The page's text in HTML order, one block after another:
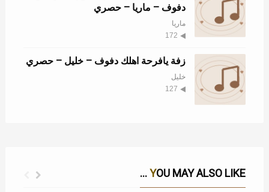
دفوف – ماريا – حصري
ماريا
172
زفة يافرحة اهلك دفوف – خليل – حصري
خليل
127
YOU MAY ALSO LIKE ...